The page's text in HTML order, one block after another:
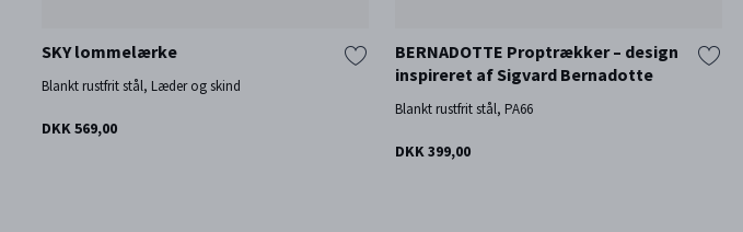
SKY lommelærke
Blankt rustfrit stål, Læder og skind
DKK 569,00
BERNADOTTE Proptrækker – design
inspireret af Sigvard Bernadotte
Blankt rustfrit stål, PA66
DKK 399,00